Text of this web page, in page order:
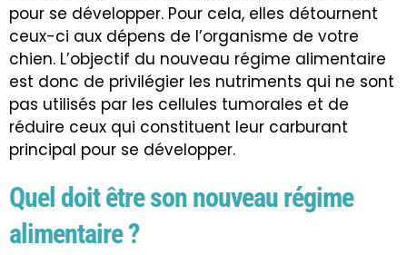
pour se développer. Pour cela, elles détournent
ceux-ci aux dépens de l’organisme de votre
chien. L’objectif du nouveau régime alimentaire
est donc de privilégier les nutriments qui ne sont
pas utilisés par les cellules tumorales et de
réduire ceux qui constituent leur carburant
principal pour se développer.
Quel doit être son nouveau régime
alimentaire ?